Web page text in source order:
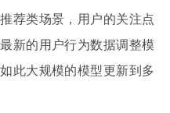
荐类场景，用户的关注点
新的用户行为数据调整模
此大规模的模型更新到多